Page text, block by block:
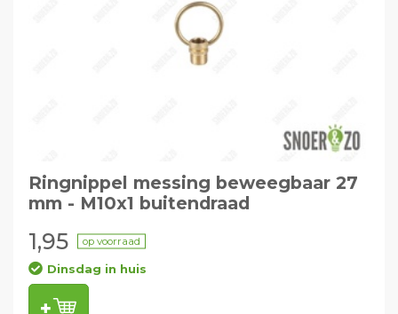
Ringnippel messing beweegbaar 27
mm - M10x1 buitendraad
1,95 op voorraad
Dinsdag in huis